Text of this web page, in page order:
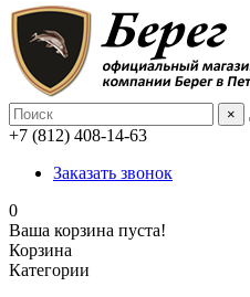
×
+7 (812) 408-14-63
Заказать звонок
0
Ваша корзина пуста!
Корзина
Категории